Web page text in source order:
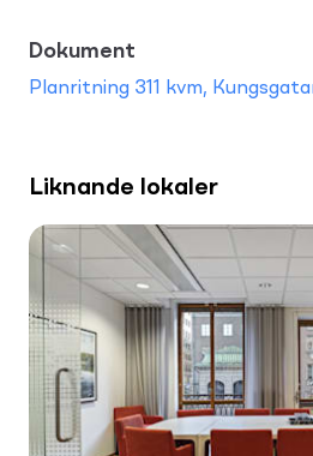
Dokument
Planritning 311 kvm,
Liknande lokaler